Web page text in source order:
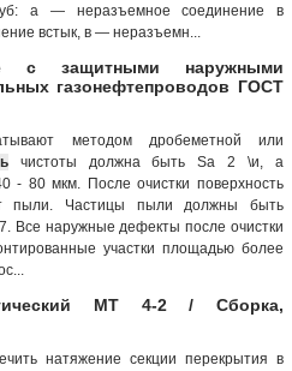
а — неразъемное соединение в
встык, в — неразъемн...
с защитными наружными
газонефтепроводов ГОСТ
методом дробеметной или
чистоты должна быть Sa 2 \и, а
- 80 мкм. После очистки поверхность
пыли. Частицы пыли должны быть
Все наружные дефекты после очистки
участки площадью более
МТ 4-2 / Сборка,
натяжение секции перекрытия в